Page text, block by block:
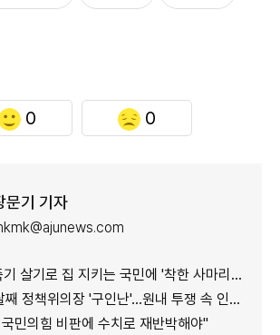
0 0
문기 기자
기로 집 지키는 국민에 '착한 사마리아인' 강요"
정책위의장 '구인난'…원내 투쟁 속 인선 난항
민의힘 비판에 수치로 재반박해야"